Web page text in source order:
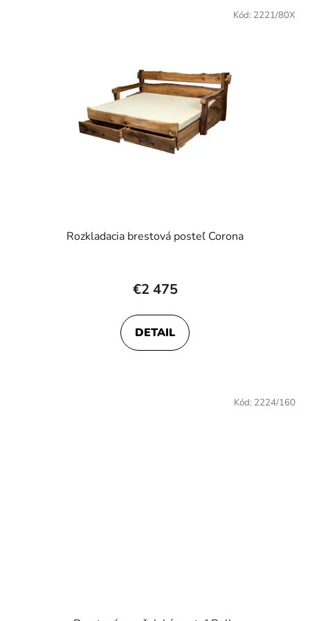
Rozkladacia brestová posteľ Corona
€2 475
DETAIL
Kód: 2221/80X
Kód: 2224/160